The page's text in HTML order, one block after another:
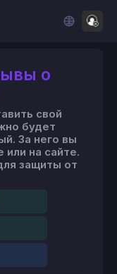
о
свой
будет
За него вы
или на сайте.
защиты от